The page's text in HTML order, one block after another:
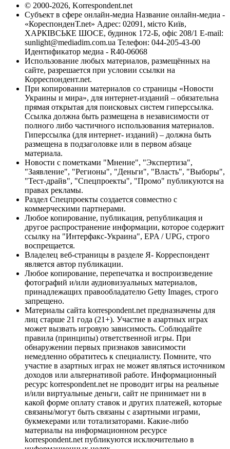
© 2000-2026, Korrespondent.net
Субъект в сфере онлайн-медиа Название онлайн-медиа -
«КореспонденТ.net» Адрес: 02091, місто Київ,
ХАРКІВСЬКЕ ШОСЕ, будинок 172-Б, офіс 208/1 E-mail:
sunlight@mediadim.com.ua Телефон: 044-205-43-00
Идентификатор медиа - R40-06068
Использование любых материалов, размещённых на
сайте, разрешается при условии ссылки на
Корреспондент.net.
При копировании материалов со страницы «Новости
Украины и мира», для интернет-изданий – обязательна
прямая открытая для поисковых систем гиперссылка.
Ссылка должна быть размещена в независимости от
полного либо частичного использования материалов.
Гиперссылка (для интернет- изданий) – должна быть
размещена в подзаголовке или в первом абзаце
материала.
Новости с пометками "Мнение", "Экспертиза",
"Заявление", "Регионы", "Деньги", "Власть", "Выборы",
"Тест-драйв", "Спецпроекты", "Промо" публикуются на
правах рекламы.
Раздел Спецпроекты создается совместно с
коммерческими партнерами.
Любое копирование, публикация, републикация и
другое распространение информации, которое содержит
ссылку на "Интерфакс-Украина", EPA / UPG, строго
воспрещается.
Владелец веб-страницы в разделе Я- Корреспондент
является автор публикации.
Любое копирование, перепечатка и воспроизведение
фотографий и/или аудиовизуальных материалов,
принадлежащих правообладателю Getty Images, строго
запрещено.
Материалы сайта korrespondent.net предназначены для
лиц старше 21 года (21+). Участие в азартных играх
может вызвать игровую зависимость. Соблюдайте
правила (принципы) ответственной игры. При
обнаружении первых признаков зависимости
немедленно обратитесь к специалисту. Помните, что
участие в азартных играх не может являться источником
доходов или альтернативой работе. Информационный
ресурс korrespondent.net не проводит игры на реальные
и/или виртуальные деньги, сайт не принимает ни в
какой форме оплату ставок и других платежей, которые
связаны/могут быть связаны с азартными играми,
букмекерами или тотализаторами. Какие-либо
материалы на информационном ресурсе
korrespondent.net публикуются исключительно в